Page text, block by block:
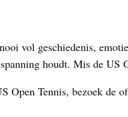
vol geschiedenis,
houdt. Mis de US
Open Tennis, bezoek de